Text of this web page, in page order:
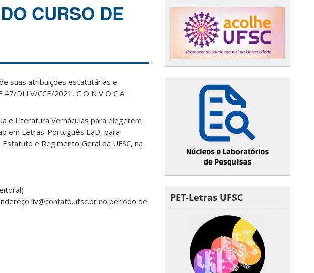
CURSO DE
de suas atribuições estatutárias e
DLLV/CCE/2021, C O N V O C A:
e Literatura Vernáculas para elegerem
em Letras-Português EaD, para
e Regimento Geral da UFSC, na
llv@contato.ufsc.br no período de
PET-Letras UFSC